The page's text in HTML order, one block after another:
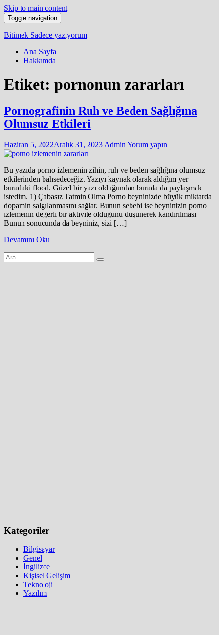
Skip to main content
Toggle navigation
Bitimek Sadece yazıyorum
Ana Sayfa
Hakkımda
Etiket: pornonun zararları
Pornografinin Ruh ve Beden Sağlığına
Olumsuz Etkileri
Haziran 5, 2022Aralık 31, 2023 Admin Yorum yapın
Bu yazıda porno izlemenin zihin, ruh ve beden sağlığına olumsuz
etkilerinden bahsedeceğiz. Yazıyı kaynak olarak aldığım yer
buradaki flood. Güzel bir yazı olduğundan burada da paylaşmak
istedim. 1) Çabasız Tatmin Olma Porno beyninizde büyük miktarda
dopamin salgılanmasını sağlar. Bunun sebebi ise beyninizin porno
izlemenin değerli bir aktivite olduğunu düşünerek kandırılması.
Bunun sonucunda da beyniniz, sizi […]
Devamını Oku
Arama
yap:
Kategoriler
Bilgisayar
Genel
İngilizce
Kişisel Gelişim
Teknoloji
Yazılım